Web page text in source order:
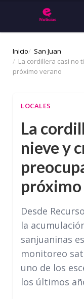
Inicio
San Juan
La cordillera casi no
próximo verano
LOCALES
La
nieve y
Desde
la
sanjuaninas
monitoreo
uno de los
los últimos